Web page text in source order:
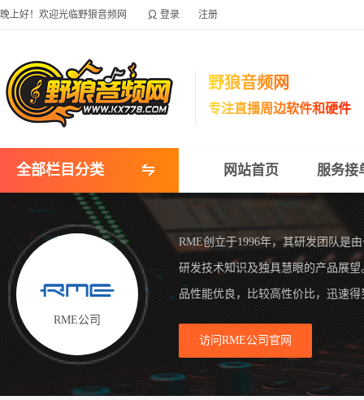
晚上好！欢迎光临野狼音频网  登录 注册
野狼音频网
专注直播周边软件和硬件
全部栏目分类 网站首页 服务接
RME创立于1996年，其研发团队是
研发技术知识及独具慧眼的产品展
品性能优良，比较高性价比，迅速
访问RME公司官网
RME公司